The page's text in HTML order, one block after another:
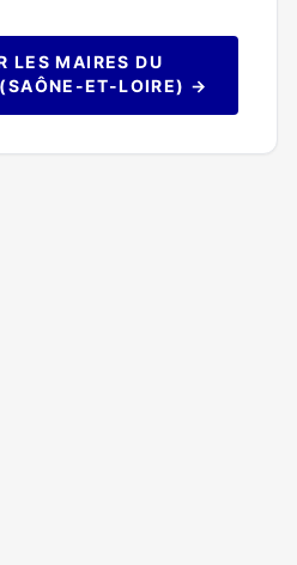
LES MAIRES DU
ET-LOIRE) →